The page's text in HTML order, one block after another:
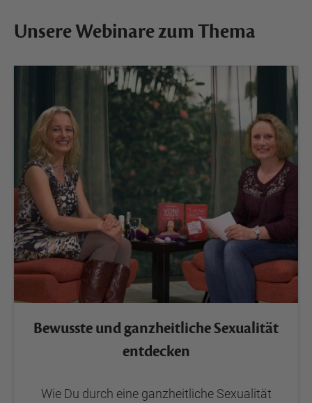
Unsere Webinare zum Thema
Bewusste und ganzheitliche Sexualität
entdecken
Wie Du durch eine ganzheitliche Sexualität